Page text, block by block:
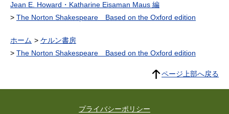
Jean E. Howard・Katharine Eisaman Maus 編
The Norton Shakespeare Based on the Oxford edition
ホーム
ケルン書房
The Norton Shakespeare Based on the Oxford edition
ページ上部へ戻る
プライバシーポリシー